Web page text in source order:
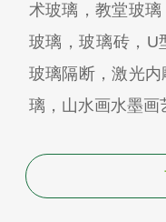
术玻璃，教堂玻
玻璃，玻璃砖，U
玻璃隔断，激光
璃，山水画水墨画